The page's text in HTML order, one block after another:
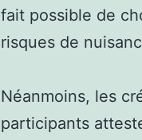
fait possible de
risques de
Néanmoins, les
participants